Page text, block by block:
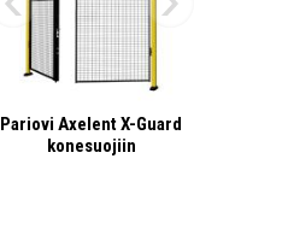
Pariovi Axelent X-Guard
konesuojiin